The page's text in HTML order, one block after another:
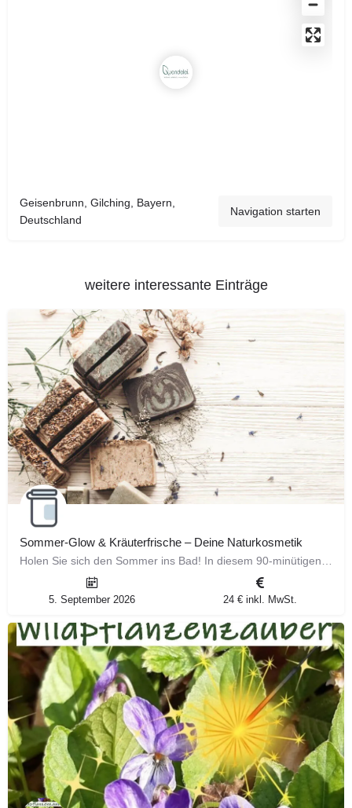
Geisenbrunn, Gilching, Bayern,
Deutschland
Navigation starten
weitere interessante Einträge
Sommer-Glow & Kräuterfrische – Deine Naturkosmetik
Holen Sie sich den Sommer ins Bad! In diesem 90-minütigen Workshop kreieren Sie ein erfrischendes Pflegeset,…
5. September 2026 24 € inkl. MwSt.